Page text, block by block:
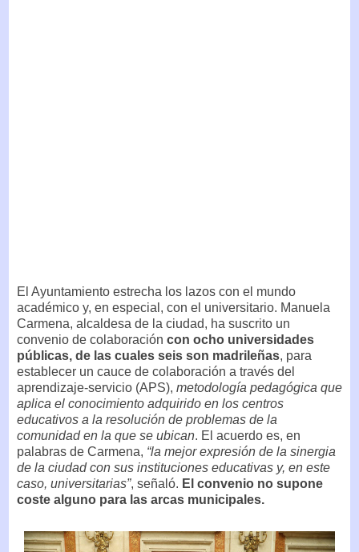
El Ayuntamiento estrecha los lazos con el mundo
académico y, en especial, con el universitario. Manuela
Carmena, alcaldesa de la ciudad, ha suscrito un
convenio de colaboración con ocho universidades
públicas, de las cuales seis son madrileñas, para
establecer un cauce de colaboración a través del
aprendizaje-servicio (APS), metodología pedagógica que
aplica el conocimiento adquirido en los centros
educativos a la resolución de problemas de la
comunidad en la que se ubican. El acuerdo es, en
palabras de Carmena, “la mejor expresión de la sinergia
de la ciudad con sus instituciones educativas y, en este
caso, universitarias”, señaló. El convenio no supone
coste alguno para las arcas municipales.